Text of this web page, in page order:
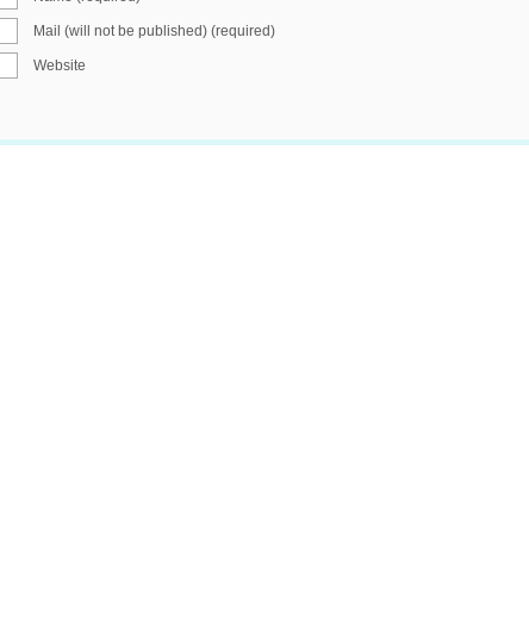
Mail (will not be published) (required)
Website